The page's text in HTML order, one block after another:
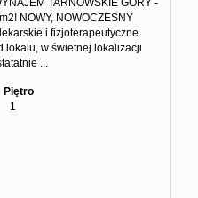
Kredyt
TARNOWSKIE GÓRY -
NOWY, NOWOCZESNY
i fizjoterapeutyczne.
lokalu, w świetnej lokalizacji
...
Piętro
1